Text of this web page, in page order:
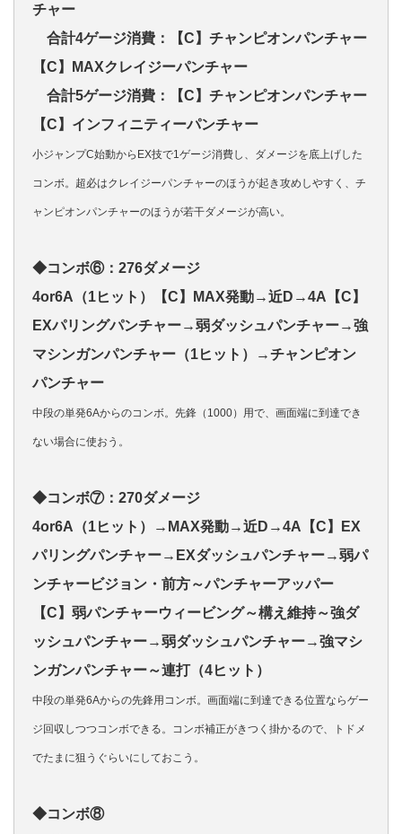
チャー
合計4ゲージ消費：【C】チャンピオンパンチャー
【C】MAXクレイジーパンチャー
合計5ゲージ消費：【C】チャンピオンパンチャー
【C】インフィニティーパンチャー
小ジャンプC始動からEX技で1ゲージ消費し、ダメージを底上げした
コンボ。超必はクレイジーパンチャーのほうが起き攻めしやすく、チ
ャンピオンパンチャーのほうが若干ダメージが高い。
◆コンボ⑥：276ダメージ
4or6A（1ヒット）【C】MAX発動→近D→4A【C】
EXパリングパンチャー→弱ダッシュパンチャー→強
マシンガンパンチャー（1ヒット）→チャンピオン
パンチャー
中段の単発6Aからのコンボ。先鋒（1000）用で、画面端に到達でき
ない場合に使おう。
◆コンボ⑦：270ダメージ
4or6A（1ヒット）→MAX発動→近D→4A【C】EX
パリングパンチャー→EXダッシュパンチャー→弱パ
ンチャービジョン・前方～パンチャーアッパー
【C】弱パンチャーウィービング～構え維持～強ダ
ッシュパンチャー→弱ダッシュパンチャー→強マシ
ンガンパンチャー～連打（4ヒット）
中段の単発6Aからの先鋒用コンボ。画面端に到達できる位置ならゲー
ジ回収しつつコンボできる。コンボ補正がきつく掛かるので、トドメ
でたまに狙うぐらいにしておこう。
◆コンボ⑧